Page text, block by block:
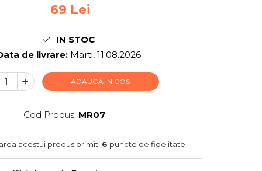
69 Lei
IN STOC
de livrare:Marti, 11.08.2026
ADAUGA IN COS
Cod Produs: MR07
acestui produs primiti 6 puncte de fidelitate